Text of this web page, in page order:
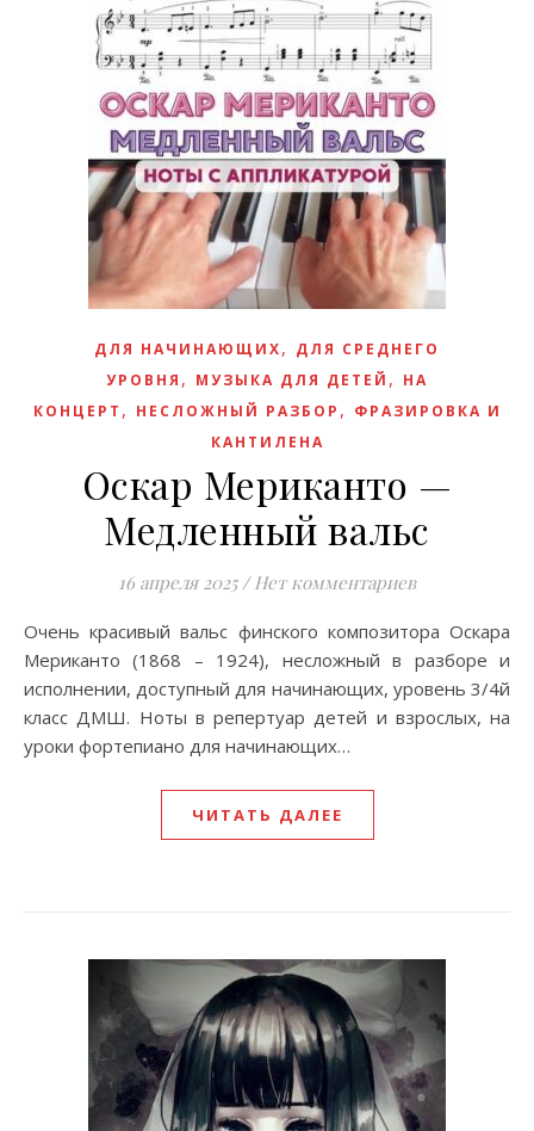
ДЛЯ НАЧИНАЮЩИХ, ДЛЯ СРЕДНЕГО
УРОВНЯ , МУЗЫКА ДЛЯ ДЕТЕЙ , НА
КОНЦЕРТ , НЕСЛОЖНЫЙ РАЗБОР , ФРАЗИРОВКА И
КАНТИЛЕНА
Оскар Мериканто —
Медленный вальс
16 апреля 2025 / Нет комментариев
Очень красивый вальс финского композитора Оскара
Мериканто (1868 – 1924), несложный в разборе и
исполнении, доступный для начинающих, уровень 3/4й
класс ДМШ. Ноты в репертуар детей и взрослых, на
уроки фортепиано для начинающих…
ЧИТАТЬ ДАЛЕЕ